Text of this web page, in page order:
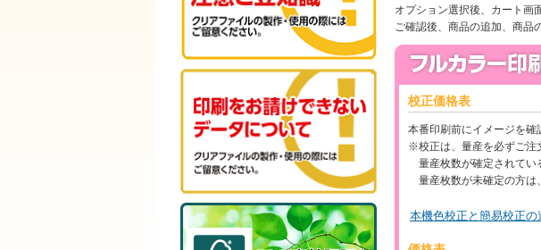
オプション選択後、カート画
ご確認後、商品の追加、商品
校正価格表
本番印刷前にイメージを確
※校正は、量産を必ずご注
量産枚数が確定されてい
量産枚数が未確定の方は
本機色校正と簡易校正の